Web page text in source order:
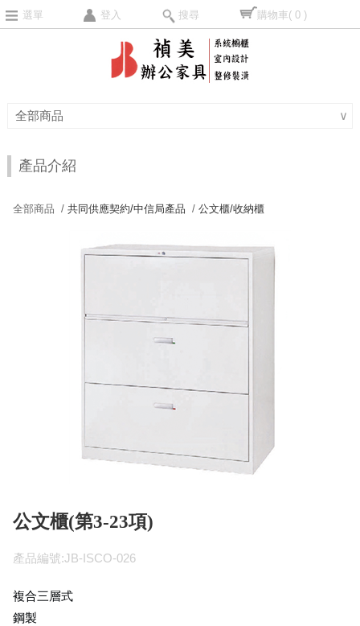
選單 登入 搜尋 購物車( 0 )
全部商品 ∨
產品介紹
全部商品 /共同供應契約/中信局產品 /公文櫃/收納櫃
公文櫃(第3-23項)
產品編號:JB-ISCO-026
複合三層式
鋼製